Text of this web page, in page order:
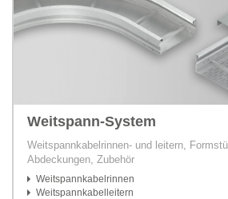
Weitspann-System
Weitspannkabelrinnen- und leitern,
Abdeckungen, Zubehör
Weitspannkabelrinnen
Weitspannkabelleitern